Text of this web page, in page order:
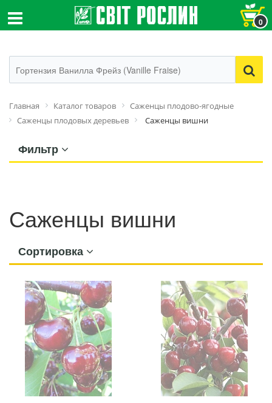
0
Главная Каталог товаров
Саженцы плодово-ягодные
Саженцы плодовых деревьев
Саженцы вишни
Фильтр
Саженцы вишни
Сортировка